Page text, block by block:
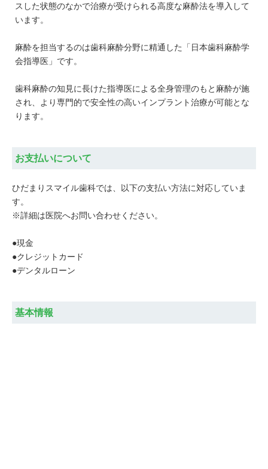
スした状態のなかで治療が受けられる高度な麻酔法を導入して
います。
麻酔を担当するのは歯科麻酔分野に精通した「日本歯科麻酔学
会指導医」です。
歯科麻酔の知見に長けた指導医による全身管理のもと麻酔が施
され、より専門的で安全性の高いインプラント治療が可能とな
ります。
お支払いについて
ひだまりスマイル歯科では、以下の支払い方法に対応していま
す。
※詳細は医院へお問い合わせください。
●現金
●クレジットカード
●デンタルローン
基本情報